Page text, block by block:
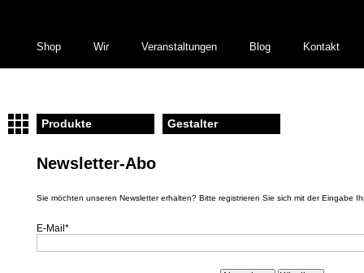
Shop Wir Veranstaltungen Blog Kontakt
Produkte Gestalter
Newsletter-Abo
Sie möchten unseren Newsletter erhalten? Bitte registrieren Sie sich mit der Eingabe
E-Mail *